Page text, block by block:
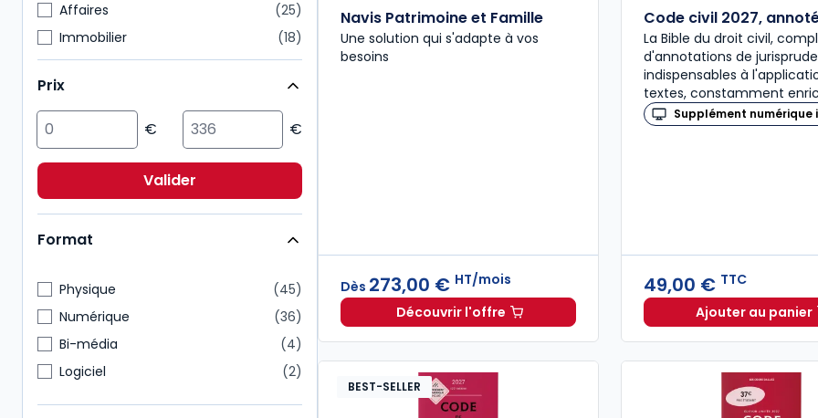
Affaires
25
Immobilier
18
Droit public
15
Fiscal
14
Multimatières
10
Social
Environnement
International
4
Prix
Valider
Format
Physique
45
Numérique
36
Bi-média
4
Logiciel
2
Navis Patrimoine et Famille
Une solution qui s'adapte à vos
besoins
Dès 273,00 € HT/mois
Découvrir l'offreNavis Patrimoine et Famille à partir deDès 273,00 €
Code civil 2027,
La Bible du droit civil,
d'annotations de
indispensables à
textes, constamment
Supplément numérique
49,00 € TTC
Ajouter au panier
Code
BEST-SELLER